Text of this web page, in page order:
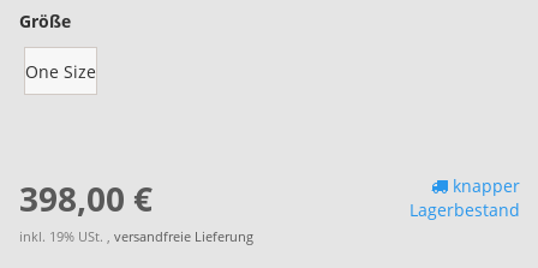
Größe
One Size
398,00 €
inkl. 19% USt. , versandfreie Lieferung
knapper
Lagerbestand